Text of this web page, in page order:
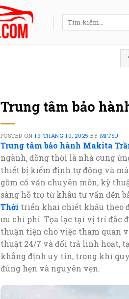
Tìm
kiếm:
Trung tâm bảo
POSTED ON19 THÁNG 10, 2025 BY MITSU
Trung tâm bảo hành Makita
ngành, đồng thời là nhà cung
thiết bị kiểm định tự động và
gồm cố vấn chuyên môn, kỹ
sàng hỗ trợ từ khâu tư vấn đến
Thời triển khai chiết khấu theo
ưu chi phí. Tọa lạc tại vị trí đắc
thuận tiện cho việc tham quan
thuật 24/7 và đổi trả linh hoạt,
khẳng định uy tín, trong khi
đúng hẹn và nguyên vẹn.